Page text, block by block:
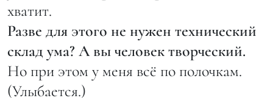
хватит.
Разве для этого не нужен технический
склад ума? А вы человек творческий.
Но при этом у меня всё по полочкам.
(Улыбается.)